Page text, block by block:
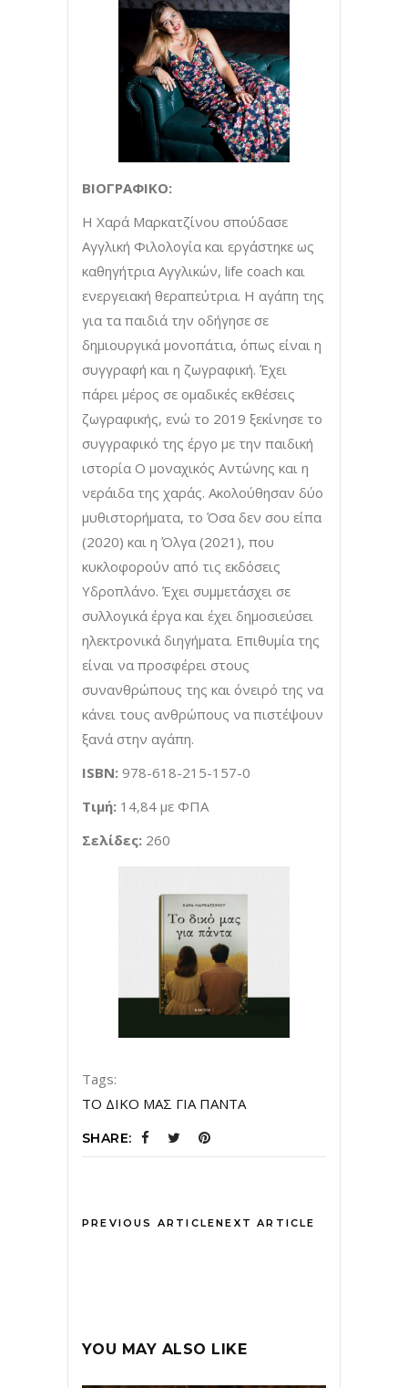
ΒΙΟΓΡΑΦΙΚΟ:
Η Χαρά Μαρκατζίνου σπούδασε
Αγγλική Φιλολογία και εργάστηκε ως
καθηγήτρια Αγγλικών, life coach και
ενεργειακή θεραπεύτρια. Η αγάπη της
για τα παιδιά την οδήγησε σε
δημιουργικά μονοπάτια, όπως είναι η
συγγραφή και η ζωγραφική. Έχει
πάρει μέρος σε ομαδικές εκθέσεις
ζωγραφικής, ενώ το 2019 ξεκίνησε το
συγγραφικό της έργο με την παιδική
ιστορία Ο μοναχικός Αντώνης και η
νεράιδα της χαράς. Ακολούθησαν δύο
μυθιστορήματα, το Όσα δεν σου είπα
(2020) και η Όλγα (2021), που
κυκλοφορούν από τις εκδόσεις
Υδροπλάνο. Έχει συμμετάσχει σε
συλλογικά έργα και έχει δημοσιεύσει
ηλεκτρονικά διηγήματα. Επιθυμία της
είναι να προσφέρει στους
συνανθρώπους της και όνειρό της να
κάνει τους ανθρώπους να πιστέψουν
ξανά στην αγάπη.
ISBN: 978-618-215-157-0
Τιμή: 14,84 με ΦΠΑ
Σελίδες: 260
Tags:
ΤΟ ΔΙΚΟ ΜΑΣ ΓΙΑ ΠΑΝΤΑ
SHARE:
PREVIOUS ARTICLENEXT ARTICLE
YOU MAY ALSO LIKE